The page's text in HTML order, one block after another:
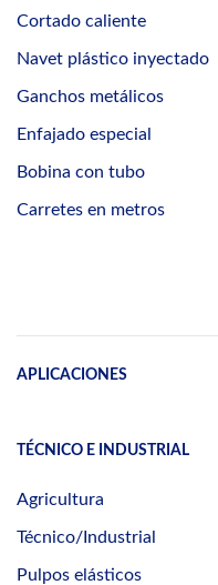
Cortado caliente
Navet plástico inyectado
Ganchos metálicos
Enfajado especial
Bobina con tubo
Carretes en metros
APLICACIONES
TÉCNICO E INDUSTRIAL
Agricultura
Técnico/Industrial
Pulpos elásticos